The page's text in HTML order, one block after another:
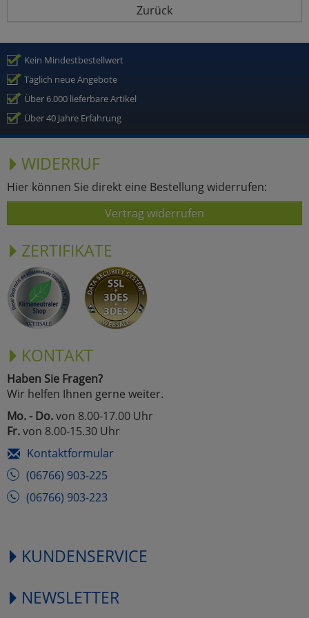
Zurück
Kein Mindestbestellwert
Täglich neue Angebote
Über 6.000 lieferbare Artikel
Über 40 Jahre Erfahrung
WIDERRUF
Hier können Sie direkt eine Bestellung widerrufen:
Vertrag widerrufen
ZERTIFIKATE
KONTAKT
Haben Sie Fragen?
Wir helfen Ihnen gerne weiter.
Mo. - Do.von 8.00-17.00 Uhr
Fr.von 8.00-15.30 Uhr
Kontaktformular
(06766) 903-225
(06766) 903-223
KUNDENSERVICE
NEWSLETTER